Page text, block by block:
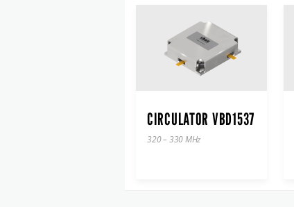
CIRCULATOR VBD1537
320 – 330 MHz